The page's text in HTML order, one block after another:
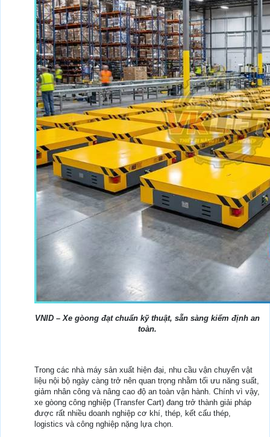
VNID – Xe gòong đạt chuẩn kỹ thuật, sẵn sàng kiểm định an
toàn.
Trong các nhà máy sản xuất hiện đại, nhu cầu vận chuyển vật
liệu nội bộ ngày càng trở nên quan trọng nhằm tối ưu năng suất,
giảm nhân công và nâng cao độ an toàn vận hành. Chính vì vậy,
xe gòong công nghiệp (Transfer Cart) đang trở thành giải pháp
được rất nhiều doanh nghiệp cơ khí, thép, kết cấu thép,
logistics và công nghiệp nặng lựa chọn.